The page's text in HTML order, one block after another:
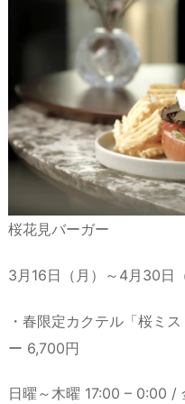
桜花見バーガー
3月16日（月）～4月30日（
・春限定カクテル「桜ミ
ー 6,700円
日曜～木曜 17:00 – 0:00 /